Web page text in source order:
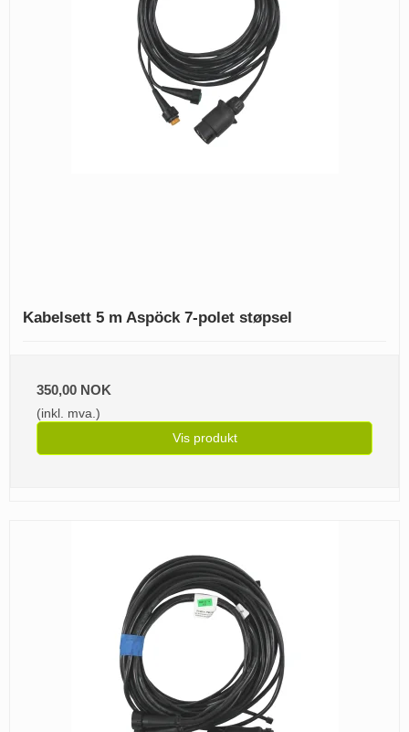
Kabelsett 5 m Aspöck 7-polet støpsel
350,00 NOK
(inkl. mva.)
Vis produkt